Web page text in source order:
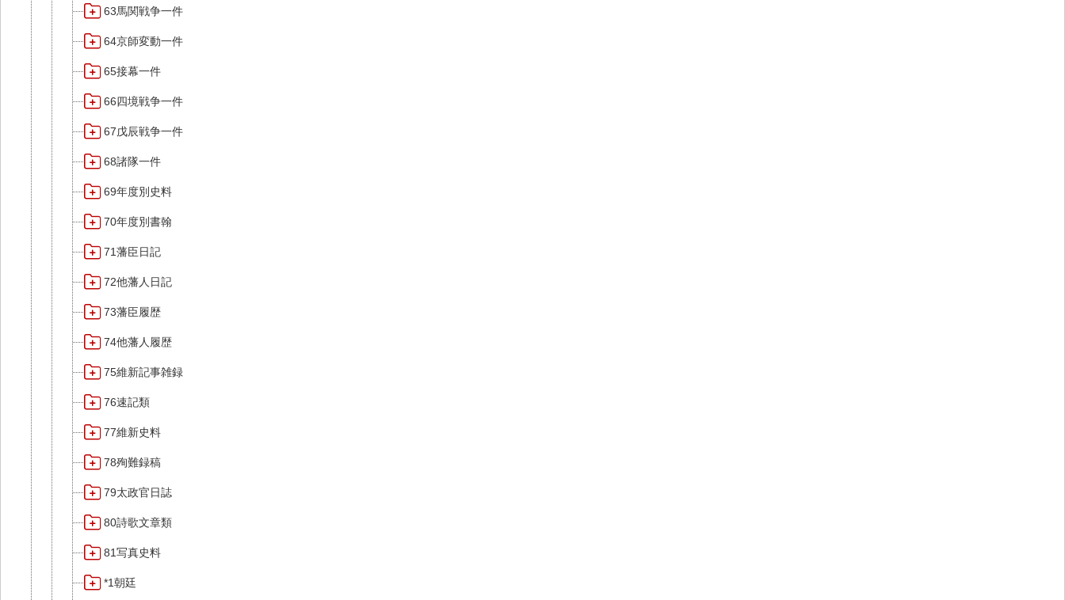
63馬関戦争一件
64京師変動一件
65接幕一件
66四境戦争一件
67戊辰戦争一件
68諸隊一件
69年度別史料
70年度別書翰
71藩臣日記
72他藩人日記
73藩臣履歴
74他藩人履歴
75維新記事雑録
76速記類
77維新史料
78殉難録稿
79太政官日誌
80詩歌文章類
81写真史料
*1朝廷